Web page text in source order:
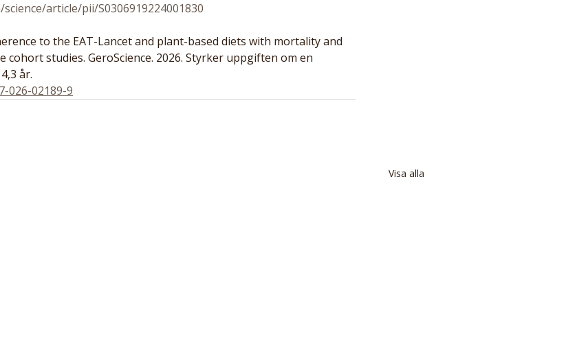
article/pii/S0306919224001830
to the EAT-Lancet and plant-based diets with mortality and
cohort studies. GeroScience. 2026. Styrker uppgiften om en
år.
026-02189-9
Visa alla